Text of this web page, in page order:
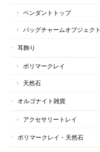
ペンダントトップ
バッグチャームオブジェクト
耳飾り
ポリマークレイ
天然石
オルゴナイト雑貨
アクセサリートレイ
ポリマークレイ・天然石